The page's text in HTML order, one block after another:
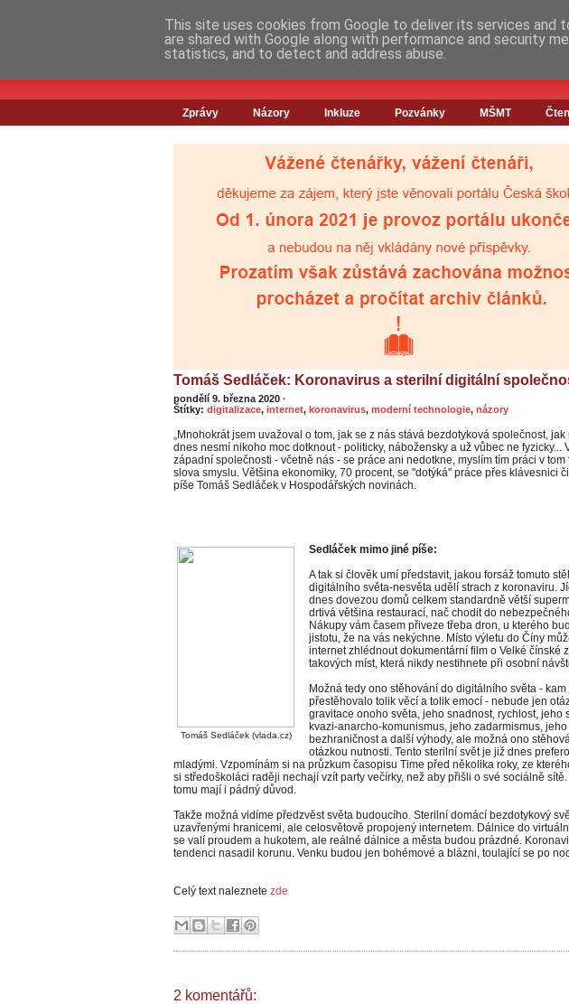
Zprávy Názory Inkluze Pozvánky MŠMT
Tomáš Sedláček: Koronavirus a sterilní digitální
pondělí 9. března 2020 ·
Štítky: digitalizace, internet, koronavirus, moderní technologie, názory
„Mnohokrát jsem uvažoval o tom, jak se z nás stává bezdotyková společnost, jak
dnes nesmí nikoho moc dotknout - politicky, nábožensky a už vůbec ne fyzicky...
západní společnosti - včetně nás - se práce ani nedotkne, myslím tím práci v tom
slova smyslu. Většina ekonomiky, 70 procent, se "dotýká" práce přes klávesnici či
píše Tomáš Sedláček v Hospodářských novinách.
Tomáš Sedláček (vlada.cz)
Sedláček mimo jiné píše:
A tak si člověk umí představit, jakou forsáž tomuto
digitálního světa-nesvěta udělí strach z koronaviru.
dnes dovezou domů celkem standardně větší
drtivá většina restaurací, nač chodit do
Nákupy vám časem přiveze třeba dron, u kterého
jistotu, že na vás nekýchne. Místo výletu do Číny
internet zhlédnout dokumentární film o Velké čínské
takových míst, která nikdy nestihnete při osobní
Možná tedy ono stěhování do digitálního světa - kam
přestěhovalo tolik věcí a tolik emocí - nebude jen
gravitace onoho světa, jeho snadnost, rychlost, jeho
kvazi-anarcho-komunismus, jeho zadarmismus, jeho
bezhraničnost a další výhody, ale možná ono
otázkou nutnosti. Tento sterilní svět je již dnes
mladými. Vzpomínám si na průzkum časopisu Time před několika roky, ze
si středoškoláci raději nechají vzít party večírky, než aby přišli o své sociálně
tomu mají i pádný důvod.
Takže možná vidíme předzvěst světa budoucího. Sterilní domácí bezdotykový
uzavřenými hranicemi, ale celosvětově propojený internetem. Dálnice do
se valí proudem a hukotem, ale reálné dálnice a města budou prázdné.
tendenci nasadil korunu. Venku budou jen bohémové a blázni, toulající se po
Celý text naleznete zde
2 komentářů:
This site uses cookies from Google to deliver its services and
are shared with Google along with performance and security
statistics, and to detect and address abuse.